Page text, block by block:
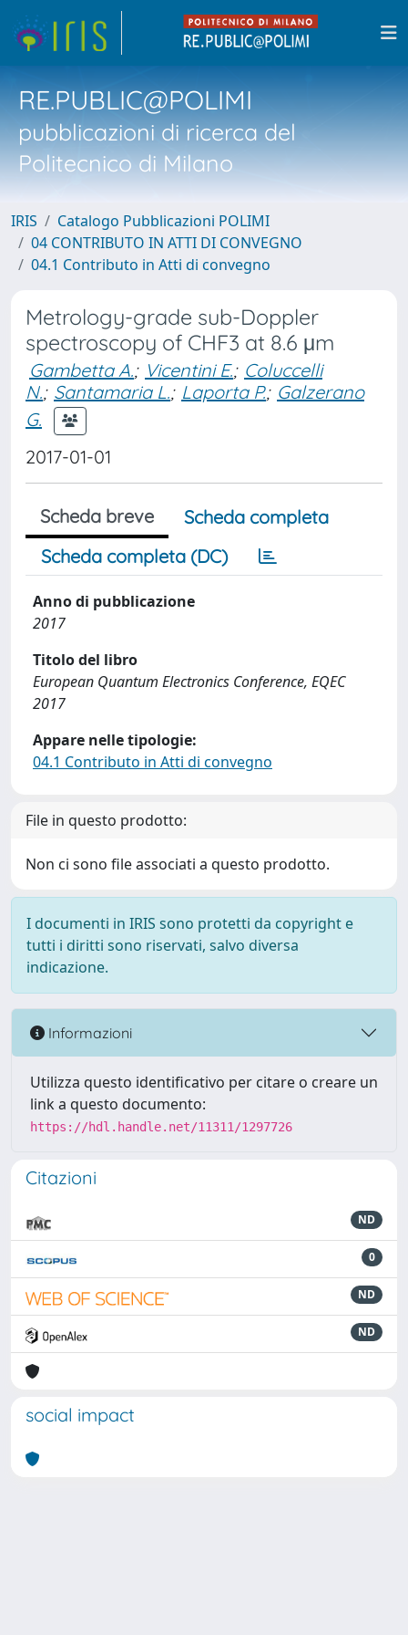
RE.PUBLIC@POLIMI
pubblicazioni di ricerca del
Politecnico di Milano
IRIS
Catalogo Pubblicazioni POLIMI
04 CONTRIBUTO IN ATTI DI CONVEGNO
04.1 Contributo in Atti di convegno
Metrology-grade sub-Doppler
spectroscopy of CHF3 at 8.6 μm
Gambetta A.; Vicentini E.; Coluccelli
N.; Santamaria L.; Laporta P.; Galzerano
G.
2017-01-01
Scheda breve
Scheda completa
Scheda completa (DC)
Anno di pubblicazione
2017
Titolo del libro
European Quantum Electronics Conference, EQEC
2017
Appare nelle tipologie:
04.1 Contributo in Atti di convegno
File in questo prodotto:
Non ci sono file associati a questo prodotto.
I documenti in IRIS sono protetti da copyright e
tutti i diritti sono riservati, salvo diversa
indicazione.
Informazioni
Utilizza questo identificativo per citare o creare un
link a questo documento:
https://hdl.handle.net/11311/1297726
Citazioni
ND
0
ND
ND
social impact